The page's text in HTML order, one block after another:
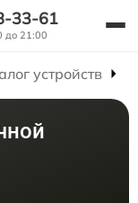
33-61
до 21:00
устройств